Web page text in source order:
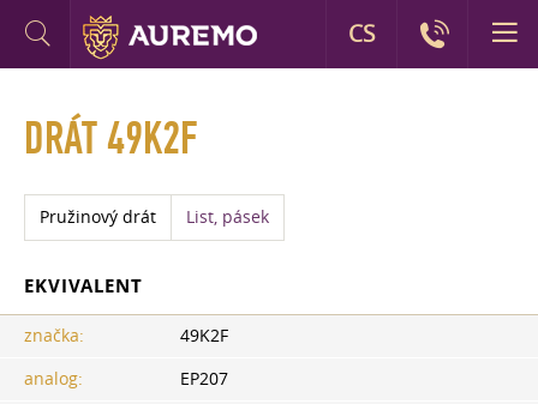
DRÁT 49K2F
Pružinový drát List, pásek
EKVIVALENT
značka:
49K2F
analog:
EP207
CS